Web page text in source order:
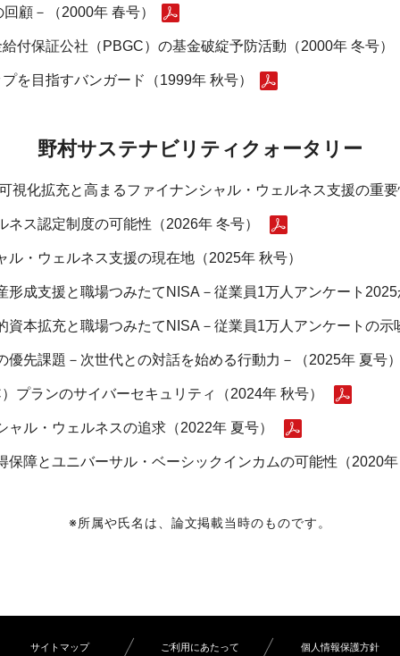
顧－（2000年 春号）
付保証公社（PBGC）の基金破綻予防活動（2000年 冬号）
を目指すバンガード（1999年 秋号）
野村サステナビリティクォータリー
視化拡充と高まるファイナンシャル・ウェルネス支援の重
ス認定制度の可能性（2026年 冬号）
・ウェルネス支援の現在地（2025年 秋号）
形成支援と職場つみたてNISA－従業員1万人アンケート
資本拡充と職場つみたてNISA－従業員1万人アンケートの示
優先課題－次世代との対話を始める行動力－（2025年 夏号
プランのサイバーセキュリティ（2024年 秋号）
ル・ウェルネスの追求（2022年 夏号）
保障とユニバーサル・ベーシックインカムの可能性（2020
※所属や氏名は、論文掲載当時のものです。
サイトマップ ご利用にあたって 個人情報保護方針